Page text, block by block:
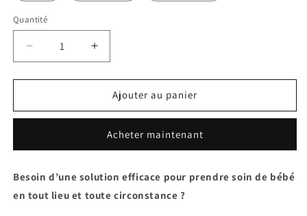
Quantité
Réduire
la
quantité
Sac
lit
en
1
Augmenter
la
quantité
Sac
langer
lit
en
1
Ajouter au panier
Acheter maintenant
Besoin d’une solution efficace pour prendre soin de bébé
en tout lieu et toute circonstance ?